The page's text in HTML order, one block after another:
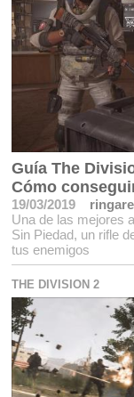
Guía The
Cómo
19/03/2019
ringare
Una de las mejores
Sin Piedad, un rifle
tus enemigos
THE DIVISION 2